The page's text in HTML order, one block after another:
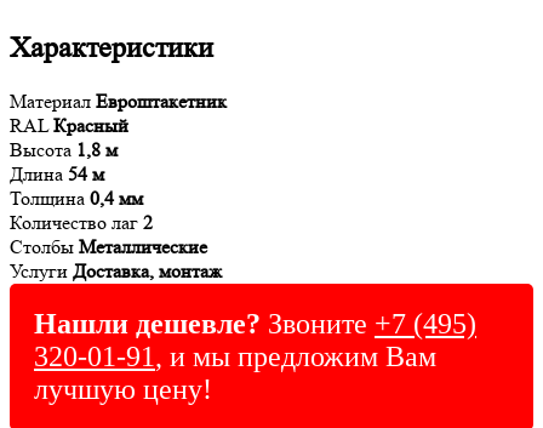
Характеристики
Материал Евроштакетник
RALКрасный
Высота 1,8 м
Длина 54 м
Толщина 0,4 мм
Количество лаг 2
Столбы Металлические
Услуги Доставка, монтаж
Нашли дешевле? Звоните +7 (495)
320-01-91, и мы предложим Вам
лучшую цену!